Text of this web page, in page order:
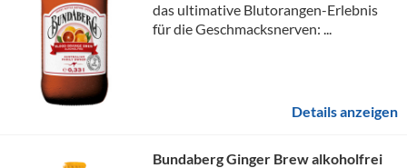
das ultimative Blutorangen-Erlebnis
für die Geschmacksnerven: ...
Details anzeigen
Bundaberg Ginger Brew alkoholfrei